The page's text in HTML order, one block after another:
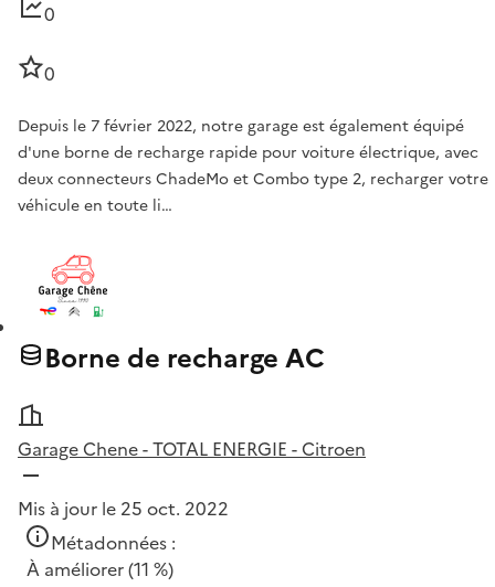
0
0
Depuis le 7 février 2022, notre garage est également équipé
d'une borne de recharge rapide pour voiture électrique, avec
deux connecteurs ChadeMo et Combo type 2, recharger votre
véhicule en toute li…
Borne de recharge AC
Garage Chene - TOTAL ENERGIE - Citroen
Mis à jour le 25 oct. 2022
Métadonnées :
À améliorer(11 %)